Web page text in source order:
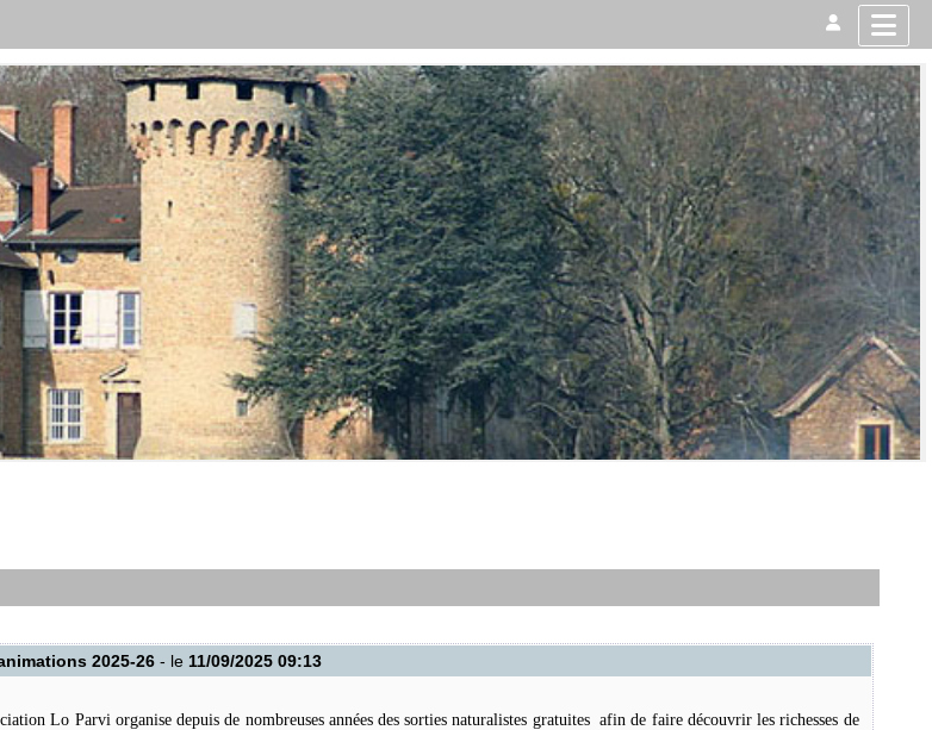
2025-26 - le 11/09/2025 09:13
Lo Parvi organise depuis de nombreuses années des sorties naturalistes gratuites afin de faire découvrir les richesses de